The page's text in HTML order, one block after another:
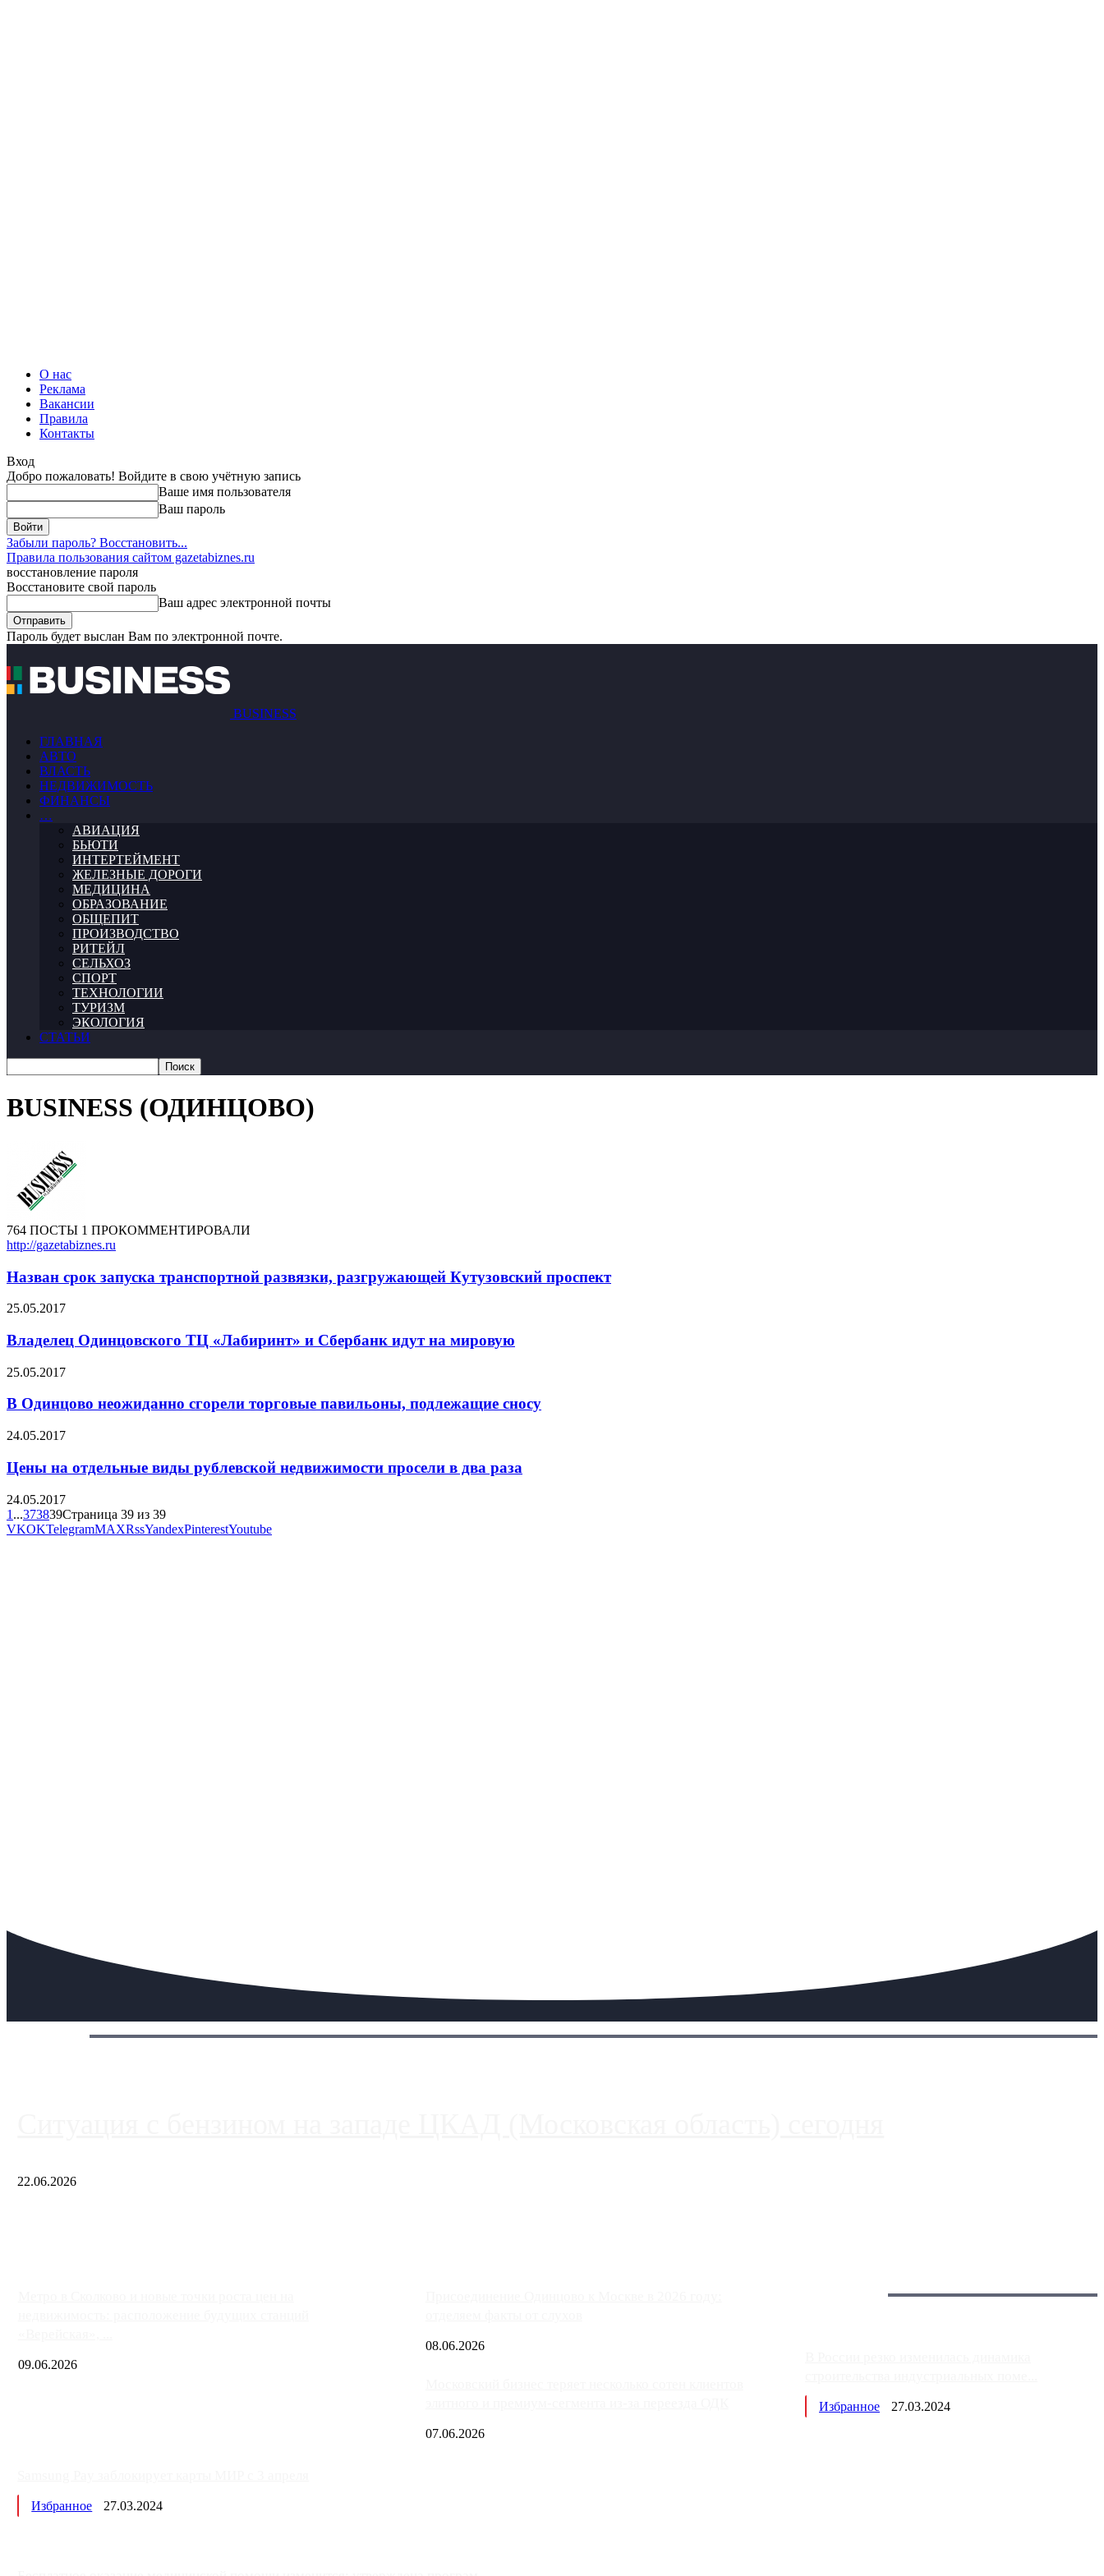
О нас
Реклама
Вакансии
Правила
Контакты
Вход
Добро пожаловать! Войдите в свою учётную запись
Ваше имя пользователя
Ваш пароль
Забыли пароль? Восстановить...
Правила пользования сайтом gazetabiznes.ru
восстановление пароля
Восстановите свой пароль
Ваш адрес электронной почты
Пароль будет выслан Вам по электронной почте.
BUSINESS
ГЛАВНАЯ
АВТО
ВЛАСТЬ
НЕДВИЖИМОСТЬ
ФИНАНСЫ
…
АВИАЦИЯ
БЬЮТИ
ИНТЕРТЕЙМЕНТ
ЖЕЛЕЗНЫЕ ДОРОГИ
МЕДИЦИНА
ОБРАЗОВАНИЕ
ОБЩЕПИТ
ПРОИЗВОДСТВО
РИТЕЙЛ
СЕЛЬХОЗ
СПОРТ
ТЕХНОЛОГИИ
ТУРИЗМ
ЭКОЛОГИЯ
СТАТЬИ
BUSINESS (ОДИНЦОВО)
764 ПОСТЫ 1 ПРОКОММЕНТИРОВАЛИ
http://gazetabiznes.ru
Назван срок запуска транспортной развязки, разгружающей Кутузовский проспект
25.05.2017
Владелец Одинцовского ТЦ «Лабиринт» и Сбербанк идут на мировую
25.05.2017
В Одинцово неожиданно сгорели торговые павильоны, подлежащие сносу
24.05.2017
Цены на отдельные виды рублевской недвижимости просели в два раза
24.05.2017
1 ...373839Страница 39 из 39
VKOKTelegramMAXRssYandexPinterestYoutube
22.06.2026
09.06.2026
08.06.2026
07.06.2026
Избранное 27.03.2024
Избранное 27.03.2024